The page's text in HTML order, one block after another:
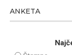
ANKETA